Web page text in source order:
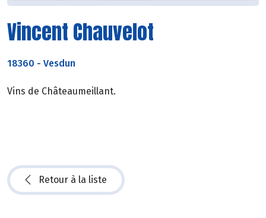
Vincent Chauvelot
18360 - Vesdun
Vins de Châteaumeillant.
Retour à la liste